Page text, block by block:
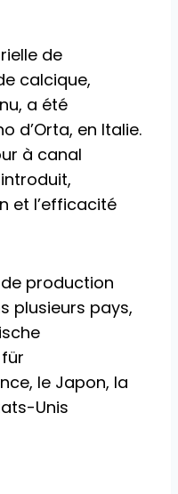
de
calcique,
a été
d’Orta, en Italie.
à canal
et l’efficacité
de production
plusieurs pays,
le Japon, la
Unis